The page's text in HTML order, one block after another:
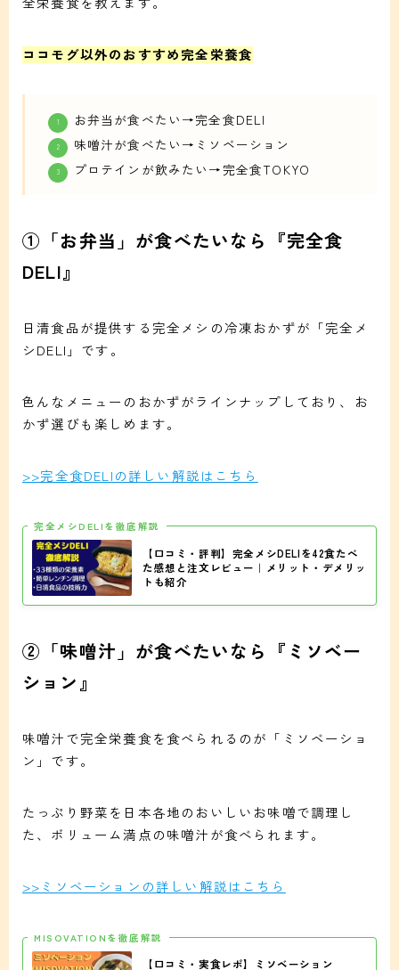
ココモグ以外のおすすめ完全栄養食
お弁当が食べたい→完全食DELI
味噌汁が食べたい→ミソベーション
プロテインが飲みたい→完全食TOKYO
①「お弁当」が食べたいなら『完全食
DELI』
日清食品が提供する完全メシの冷凍おかずが「完全メ
シDELI」です。
色んなメニューのおかずがラインナップしており、お
かず選びも楽しめます。
>>完全食DELIの詳しい解説はこちら
完全メシDELIを徹底解説
【口コミ・評判】完全メシDELIを42食たべ
た感想と注文レビュー｜メリット・デメリッ
トも紹介
②「味噌汁」が食べたいなら『ミソベー
ション』
味噌汁で完全栄養食を食べられるのが「ミソベーショ
ン」です。
たっぷり野菜を日本各地のおいしいお味噌で調理し
た、ボリューム満点の味噌汁が食べられます。
>>ミソベーションの詳しい解説はこちら
MISOVATIONを徹底解説
【口コミ・実食レポ】ミソベーション